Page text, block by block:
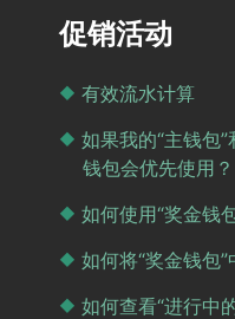
促销活动
有效流水计算
如果我的“主钱包
钱包会优先使用？
如何使用“奖金钱
如何将“奖金钱包”
如何查看“进行中